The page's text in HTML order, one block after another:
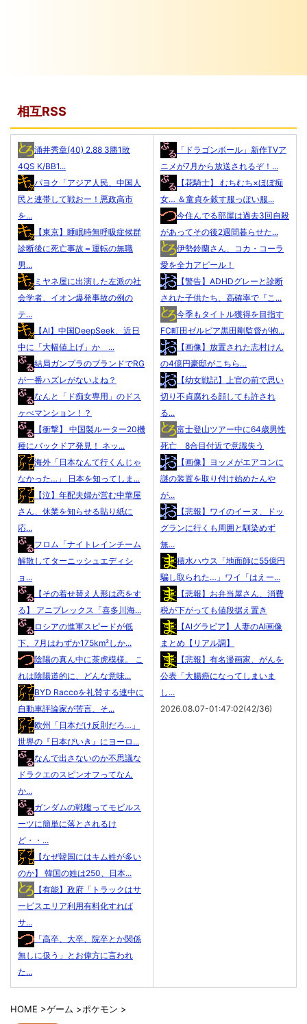
相互RSS
涌井秀章(40) 2.88 3勝1敗
4QS K/BB1...
パヨク「アジア人民、中国人
民と連帯して戦おー！悪政高市
を...
【東京】睡眠時無呼吸症候群
診断後に死亡事故＝運転の無職
男...
ミヤネ屋に出演した左派の社
会学者、イオン爆発事故の例の
テ...
【AI】中国DeepSeek、近日
中に「大幅値上げ」か ...
結局ガンプラのブランドでRG
が一番ハズレがないよね？
なんと「ド痴女専用」のドス
ヶべマンション！？
【衝撃】 中国製ルーター20機
種にバックドア発見！ ネッ...
海外「日本なんて行くんじゃ
なかった…」 日本を知ってしま...
【泣】年配夫婦が営む中華屋
さん、休業を知らせる貼り紙に
応...
フロム「ナイトレインチーム
解散してターニッシュエディシ
ョ...
【その着せ替え人形は恋をす
る】 アニプレックス「喜多川海...
ロシアの進軍スピードが低
下、7月はわずか175km²しか...
陰陽の真ん中に茶虎模様。 こ
れは陰陽道的に、どんな意味...
BYD Raccoを礼賛する連中に
自動車評論家が苦言、そ...
欧州「日本だけ反則だろ…」
世界の『日本びいき』にヨーロ...
なんで出さないのか不思議な
ドラクエのスピンオフってなん
か...
ガンダムの戦艦ってモビルス
ーツに簡単に落とされるけ
ど・・...
【なぜ韓国にはキム姓が多い
のか】 韓国の姓は250、日本...
【有能】政府「トラックはサ
ービスエリア利用有料化すれば
サ...
「高卒、大卒、院卒とか関係
無しに扱う」とお偉方に言われ
た...
「ドラゴンボール」新作TVア
ニメが7月から放送されるぞ！...
【花騎士】 むちむち×ほぼ痴
女… ＆童貞を穀す服っぽい服...
今住んでる部屋は過去3回自殺
があってその後2週間暮らせた...
伊勢鈴蘭さん、コカ・コーラ
愛を全力アピール！
【警告】ADHDグレーと診断
された子供たち、高確率で『こ...
今季もタイトル獲得を目指す
FC町田ゼルビア黒田剛監督が抱...
【画像】放置された志村けん
の4億円豪邸がこちら…
【幼女戦記】上官の前で思い
切り不貞腐れる顔しても許され
る...
富士登山ツアー中に64歳男性
死亡 8合目付近で意識失う
【画像】ヨッメがエアコンに
謎の装置を取り付け始めたんや
が...
【悲報】ワイのイーヌ、ドッ
グランに行くも周囲と馴染めず
無...
積水ハウス「地面師に55億円
騙し取られた…」ワイ「はえー...
【悲報】お弁当屋さん、消費
税が下がっても値段据え置き
【AIグラビア】人妻のAI画像
まとめ【リアル調】
【悲報】有名漫画家、がんを
公表「大腸癌になってしまいま
し...
2026.08.07-01:47:02(42/36)
HOME >ゲーム >ポケモン >